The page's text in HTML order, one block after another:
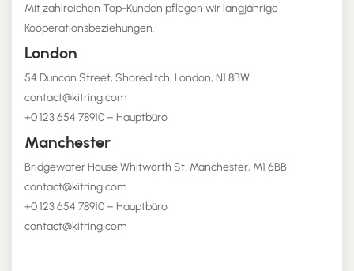
Mit zahlreichen Top-Kunden pflegen wir langjährige
Kooperationsbeziehungen.
London
54 Duncan Street, Shoreditch, London, N1 8BW
contact@kitring.com
+0 123 654 78910 – Hauptbüro
Manchester
Bridgewater House Whitworth St, Manchester, M1 6BB
contact@kitring.com
+0 123 654 78910 – Hauptbüro
contact@kitring.com